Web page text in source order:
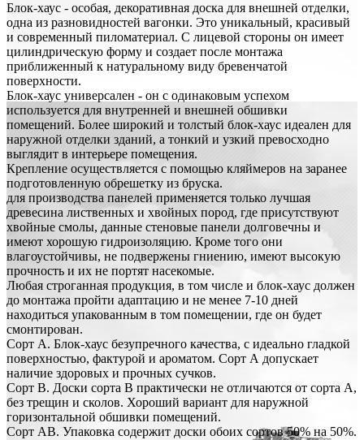
Блок-хаус - особая, декоративная доска для внешней отделки,
одна из разновидностей вагонки. Это уникальный, красивый
и современный пиломатериал. С лицевой стороны он имеет
цилиндрическую форму и создает после монтажа
приближенный к натуральному виду бревенчатой
поверхности.
Блок-хаус универсален - он с одинаковым успехом
используется для внутренней и внешней обшивки
помещений. Более широкий и толстый блок-хаус идеален для
наружной отделки зданий, а тонкий и узкий превосходно
выглядит в интерьере помещения.
Крепление осуществляется с помощью кляймеров на заранее
подготовленную обрешетку из бруска.
для производства панелей применяется только лучшая
древесина лиственных и хвойных пород, где присутствуют
хвойные смолы, данные стеновые панели долговечны и
имеют хорошую гидроизоляцию. Кроме того они
влагоустойчивы, не подвержены гниению, имеют высокую
прочность и их не портят насекомые.
Любая строганная продукция, в том числе и блок-хаус должен
до монтажа пройти адаптацию и не менее 7-10 дней
находиться упакованным в том помещении, где он будет
смонтирован.
Сорт A. Блок-хаус безупречного качества, с идеально гладкой
поверхностью, фактурой и ароматом. Сорт А допускает
наличие здоровых и прочных сучков.
Сорт B. Доски сорта B практически не отличаются от сорта A,
без трещин и сколов. Хороший вариант для наружной
горизонтальной обшивки помещений.
Сорт AB. Упаковка содержит доски обоих сортов 50% на 50%.